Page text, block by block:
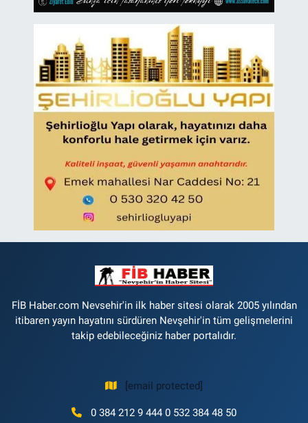
FİB Haber.com Nevsehir'in ilk haber sitesi olarak 2005 yılından
itibaren yayın hayatını sürdüren Nevşehir'in tüm gelişmelerini
takip edebileceğiniz haber portalıdır.
[email protected]
0 384 212 9 444 0 532 384 48 50